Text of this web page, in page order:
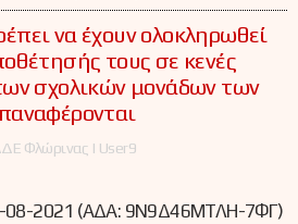
να έχουν ολοκληρωθεί
τους σε κενές
σχολικών μονάδων των
Φλώρινας | User9
08-2021 (ΑΔΑ: 9Ν9Δ46ΜΤΛΗ-7ΦΓ)